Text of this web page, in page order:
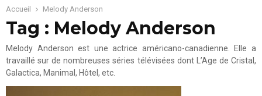
Accueil Melody Anderson
Tag : Melody Anderson
Melody Anderson est une actrice américano-canadienne. Elle a
travaillé sur de nombreuses séries télévisées dont L’Age de Cristal,
Galactica, Manimal, Hôtel, etc.